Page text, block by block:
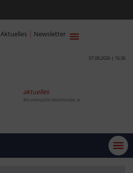
Aktuelles | Newsletter
07.08.2026 | 16:36
aktuelles
Wir verknüpfen Bestehendes,